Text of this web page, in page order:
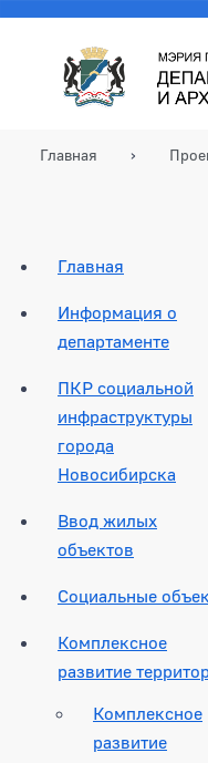
Главная
Главная
Информация о
департаменте
ПКР социальной
инфраструктуры
города
Новосибирска
Ввод жилых
объектов
Социальные
Комплексное
развитие
Комплексное
развитие